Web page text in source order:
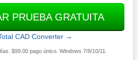
PRUEBA GRATUITA
CAD Converter →
$99.00 pago único. Windows 7/8/10/11.